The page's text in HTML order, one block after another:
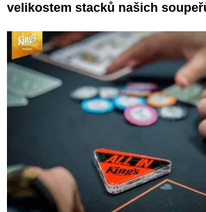
velikostem stacků našich